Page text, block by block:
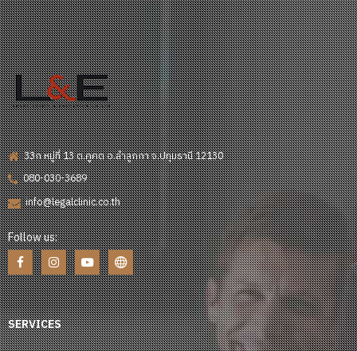
33ก หมู่ที่ 13 ต.คูคต อ.ลำลูกกา จ.ปทุมธานี 12130
080-030-3689
info@legalclinic.co.th
Follow us:
SERVICES